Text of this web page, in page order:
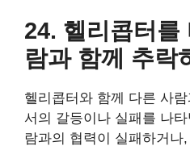
24. 헬리콥터를
람과 함께 추락
헬리콥터와 함께 다른 사
서의 갈등이나 실패를 나
람과의 협력이 실패하거나